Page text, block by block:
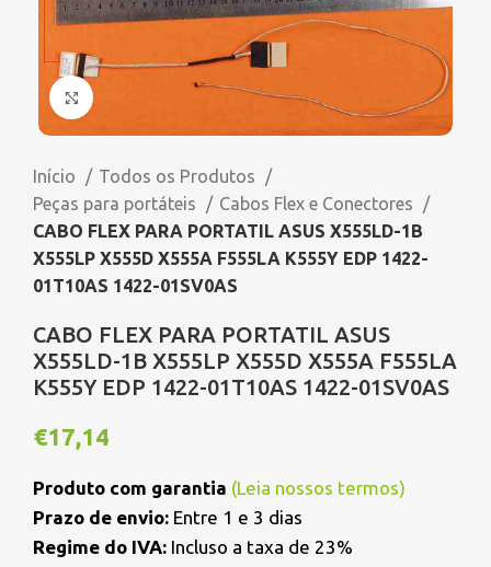
Início
Todos os Produtos
Peças para portáteis
Cabos Flex e Conectores
CABO FLEX PARA PORTATIL ASUS X555LD-1B
X555LP X555D X555A F555LA K555Y EDP 1422-
01T10AS 1422-01SV0AS
CABO FLEX PARA PORTATIL ASUS
X555LD-1B X555LP X555D X555A F555LA
K555Y EDP 1422-01T10AS 1422-01SV0AS
€17,14
Produto com garantia (Leia nossos termos)
Prazo de envio: Entre 1 e 3 dias
Regime do IVA: Incluso a taxa de 23%